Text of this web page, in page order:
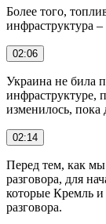
Более того,
инфраструктура
02:06
Украина не била
инфраструктуре,
изменилось, пока
02:14
Перед тем, как мы
разговора, для
которые Кремль
разговора.